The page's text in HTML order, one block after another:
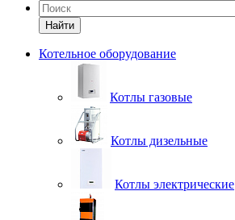
Найти
Котельное оборудование
Котлы газовые
Котлы дизельные
Котлы электрические